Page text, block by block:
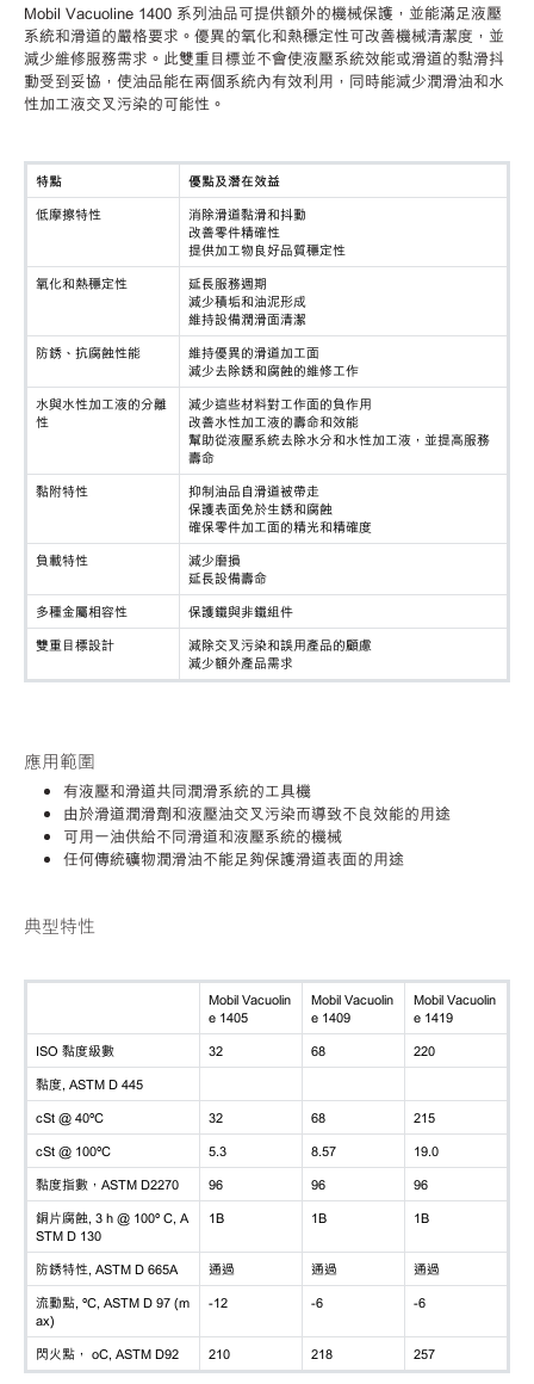
Mobil Vacuoline 1400 系列油品可提供額外的機械保護，並能滿足液壓
系統和滑道的嚴格要求。優異的氧化和熱穩定性可改善機械清潔度，並
減少維修服務需求。此雙重目標並不會使液壓系統效能或滑道的黏滑抖
動受到妥協，使油品能在兩個系統內有效利用，同時能減少潤滑油和水
性加工液交叉污染的可能性。
特點
優點及潛在效益
低摩擦特性
消除滑道黏滑和抖動
改善零件精確性
提供加工物良好品質穩定性
氧化和熱穩定性
延長服務週期
減少積垢和油泥形成
維持設備潤滑面清潔
防銹、抗腐蝕性能
維持優異的滑道加工面
減少去除銹和腐蝕的維修工作
水與水性加工液的分離
性
減少這些材料對工作面的負作用
改善水性加工液的壽命和效能
幫助從液壓系統去除水分和水性加工液，並提高服務
壽命
黏附特性
抑制油品自滑道被帶走
保護表面免於生銹和腐蝕
確保零件加工面的精光和精確度
負載特性
減少磨損
延長設備壽命
多種金屬相容性
保護鐵與非鐵組件
雙重目標設計
減除交叉污染和誤用產品的顧慮
減少額外產品需求
應用範圍
有液壓和滑道共同潤滑系統的工具機
由於滑道潤滑劑和液壓油交叉污染而導致不良效能的用途
可用一油供給不同滑道和液壓系統的機械
任何傳統礦物潤滑油不能足夠保護滑道表面的用途
典型特性
Mobil Vacuolin
e 1405
Mobil Vacuolin
e 1409
Mobil Vacuolin
e 1419
ISO 黏度級數
32 68
220
黏度, ASTM D 445
cSt @ 40ºC
32 68
215
cSt @ 100ºC
5.3 8.57
19.0
黏度指數，ASTM D2270
96 96
96
銅片腐蝕, 3 h @ 100º C, A
STM D 130
1B 1B 1B
防銹特性, ASTM D 665A 通過 通過
通過
流動點, ºC, ASTM D 97 (m
ax)
-12 -6 -6
閃火點， oC, ASTM D92 210 218 257